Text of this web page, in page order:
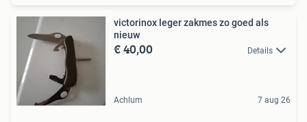
victorinox leger zakmes zo goed als
nieuw
€ 40,00 Details
Achlum 7 aug 26